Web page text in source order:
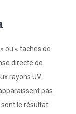
ou « taches de
directe de
rayons UV.
pas
le résultat